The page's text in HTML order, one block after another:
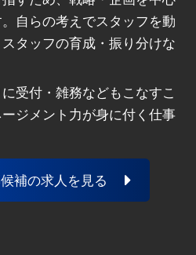
自らの考えでスタッフを動
タッフの育成・振り分けな
受付・雑務などもこなすこ
ジメント力が身に付く仕事
補の求人を見る